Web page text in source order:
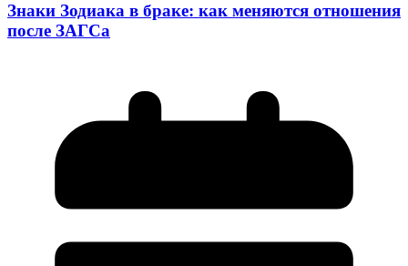
Знаки Зодиака в браке: как меняются отношения
после ЗАГСа